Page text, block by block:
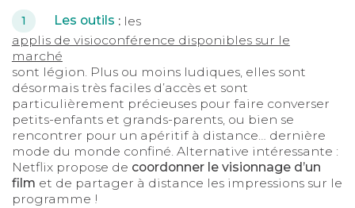
1 Les outils : les
applis de visioconférence disponibles sur le
marché
sont légion. Plus ou moins ludiques, elles sont
désormais très faciles d’accès et sont
particulièrement précieuses pour faire converser
petits-enfants et grands-parents, ou bien se
rencontrer pour un apéritif à distance… dernière
mode du monde confiné. Alternative intéressante :
Netflix propose de coordonner le visionnage d’un
film et de partager à distance les impressions sur le
programme !